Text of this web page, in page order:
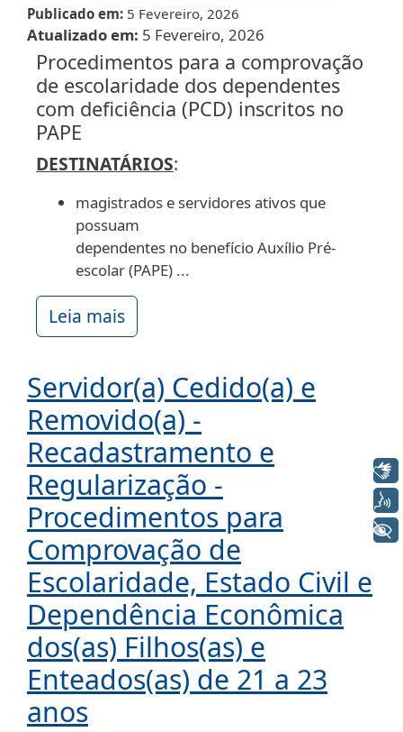
Publicado em 5 Fevereiro, 2026
Atualizado em 5 Fevereiro, 2026
Procedimentos para a comprovação
de escolaridade dos dependentes
com deficiência (PCD) inscritos no
PAPE
DESTINATÁRIOS:
magistrados e servidores ativos que
possuam
dependentes no benefício Auxílio Pré-
escolar (PAPE) ...
Leia mais
Servidor(a) Cedido(a) e
Removido(a) -
Recadastramento e
Regularização -
Procedimentos para
Comprovação de
Escolaridade, Estado Civil e
Dependência Econômica
dos(as) Filhos(as) e
Enteados(as) de 21 a 23
anos
+ Acessibilidade